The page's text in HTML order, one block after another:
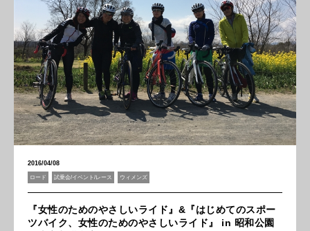
2016/04/08
ロード 試乗会/イベント/レース ウィメンズ
『女性のためのやさしいライド』&『はじめてのスポー
ツバイク、女性のためのやさしいライド』 in 昭和公園